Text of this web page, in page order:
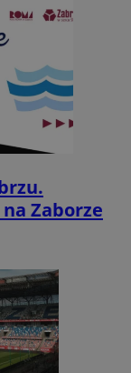
Zaborze